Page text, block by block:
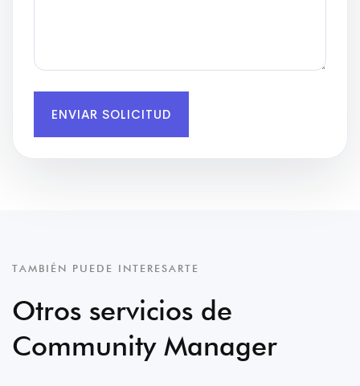
ENVIAR SOLICITUD
TAMBIÉN PUEDE INTERESARTE
Otros servicios de
Community Manager